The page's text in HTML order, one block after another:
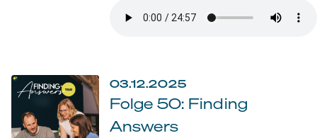
03.12.2025
Folge 50: Finding
Answers